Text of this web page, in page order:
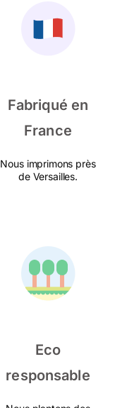
Fabriqué en
France
Nous imprimons près
de Versailles.
Eco
responsable